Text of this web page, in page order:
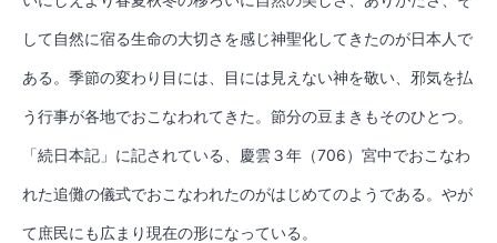
して自然に宿る生命の大切さを感じ神聖化してきたのが日本人で
ある。季節の変わり目には、目には見えない神を敬い、邪気を払
う行事が各地でおこなわれてきた。節分の豆まきもそのひとつ。
「続日本記」に記されている、慶雲３年（706）宮中でおこなわ
れた追儺の儀式でおこなわれたのがはじめてのようである。やが
て庶民にも広まり現在の形になっている。